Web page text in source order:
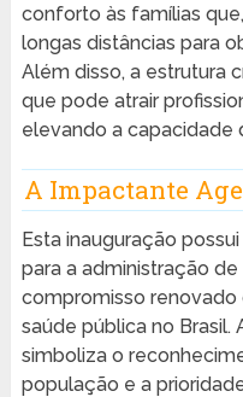
conforto às famílias
longas distâncias para
Além disso, a estrutura
que pode atrair
elevando a capacidade
A Impactante
Esta inauguração
para a administração
compromisso
saúde pública no Brasil.
simboliza o
população e a